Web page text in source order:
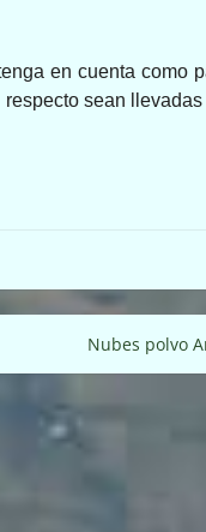
en cuenta como
sean
Nubes polvo